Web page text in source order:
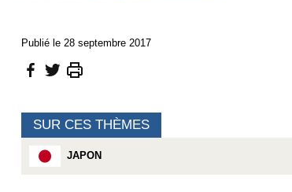
Publié le 28 septembre 2017
SUR CES THÈMES
JAPON